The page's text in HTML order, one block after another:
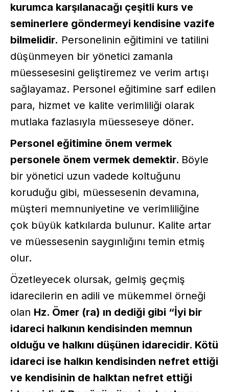
kurumca karşılanacağı çeşitli kurs ve
seminerlere göndermeyi kendisine vazife
bilmelidir. Personelinin eğitimini ve tatilini
düşünmeyen bir yönetici zamanla
müessesesini geliştiremez ve verim artışı
sağlayamaz. Personel eğitimine sarf edilen
para, hizmet ve kalite verimliliği olarak
mutlaka fazlasıyla müesseseye döner.
Personel eğitimine önem vermek
personele önem vermek demektir. Böyle
bir yönetici uzun vadede koltuğunu
koruduğu gibi, müessesenin devamına,
müşteri memnuniyetine ve verimliliğine
çok büyük katkılarda bulunur. Kalite artar
ve müessesenin saygınlığını temin etmiş
olur.
Özetleyecek olursak, gelmiş geçmiş
idarecilerin en adili ve mükemmel örneği
olan Hz. Ömer (ra) ın dediği gibi “İyi bir
idareci halkının kendisinden memnun
olduğu ve halkını düşünen idarecidir. Kötü
idareci ise halkın kendisinden nefret ettiği
ve kendisinin de halktan nefret ettiği